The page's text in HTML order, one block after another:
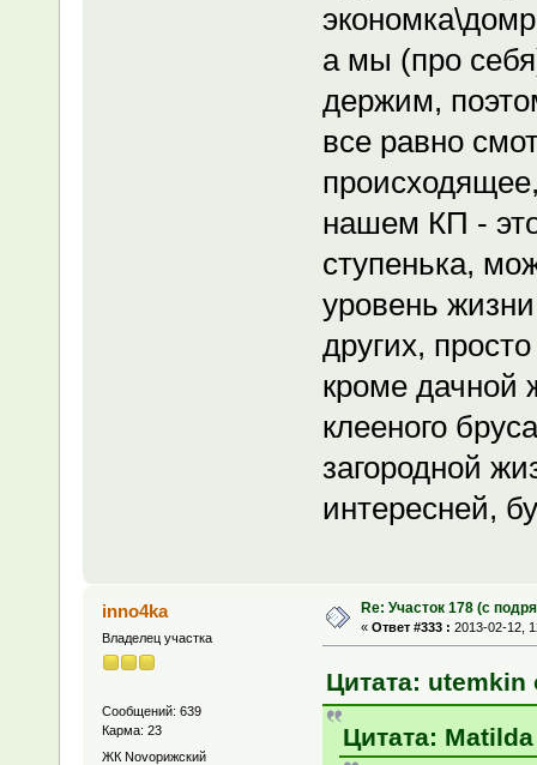
а мы (про
держим,
все равно
нашем КП -
ступенька,
уровень
других,
кроме дачной
клееного
загородной
интересней,
inno4ka
Владелец участка
Сообщений: 639
Карма: 23
ЖК Novoрижский
Re: Участок 178 (с
« Ответ #333 : 2013-02-12,
Цитата: utemkin
Цитата: